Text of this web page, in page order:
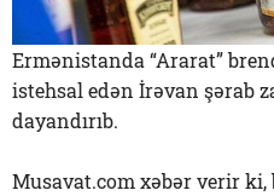
Ermənistanda “Ararat”
istehsal edən İrəvan şərab
dayandırıb.
Musavat.com xəbər verir